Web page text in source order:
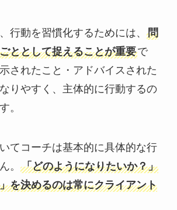
行動を習慣化するためには、
問
ととして捉えることが重要で
されたこと・アドバイスされた
りやすく、主体的に行動するの
。
てコーチは基本的に具体的な行
。 「どのようになりたいか？」
を決めるのは常にクライアント